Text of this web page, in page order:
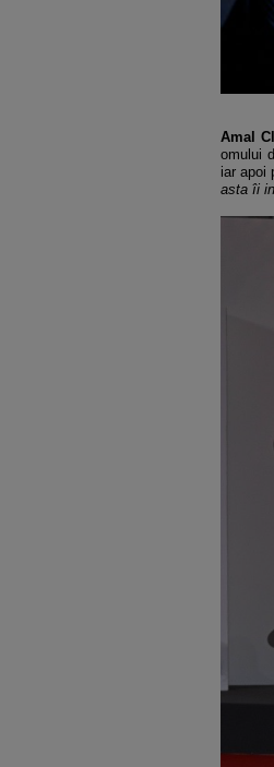
Amal
omului
iar apoi
asta îi